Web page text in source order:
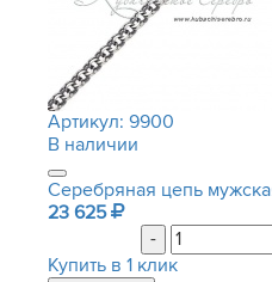
Артикул: 9900
В наличии
Серебряная цепь
23 625
-
Купить в 1 клик